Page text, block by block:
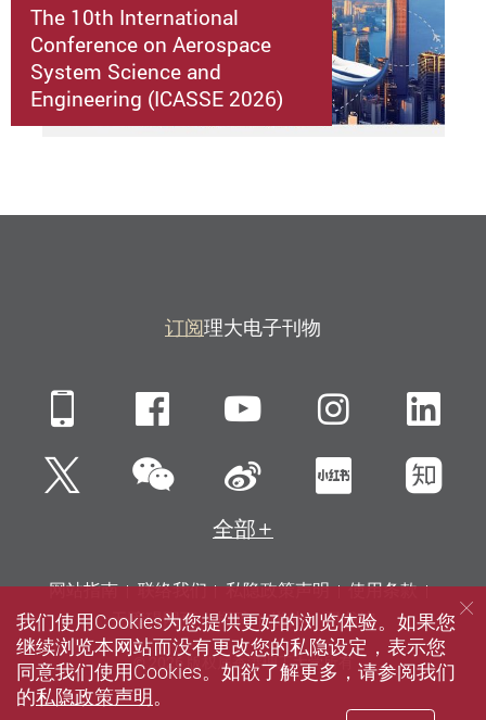
The 10th International
Conference on Aerospace
System Science and
Engineering (ICASSE 2026)
订阅理大电子刊物
Mobile FacebookYouTube
Twitter微信 新浪微博小红书知
全部
网站指南 联络我们 私隐政策声明
使用条款
无障碍网页
招聘 媒体 图书馆
© 2026 版权属香港理工大学所有
我们使用Cookies为您提供更好的浏览体验。如果您
继续浏览本网站而没有更改您的私隐设定，表示您
同意我们使用Cookies。如欲了解更多，请参阅我们
的私隐政策声明。